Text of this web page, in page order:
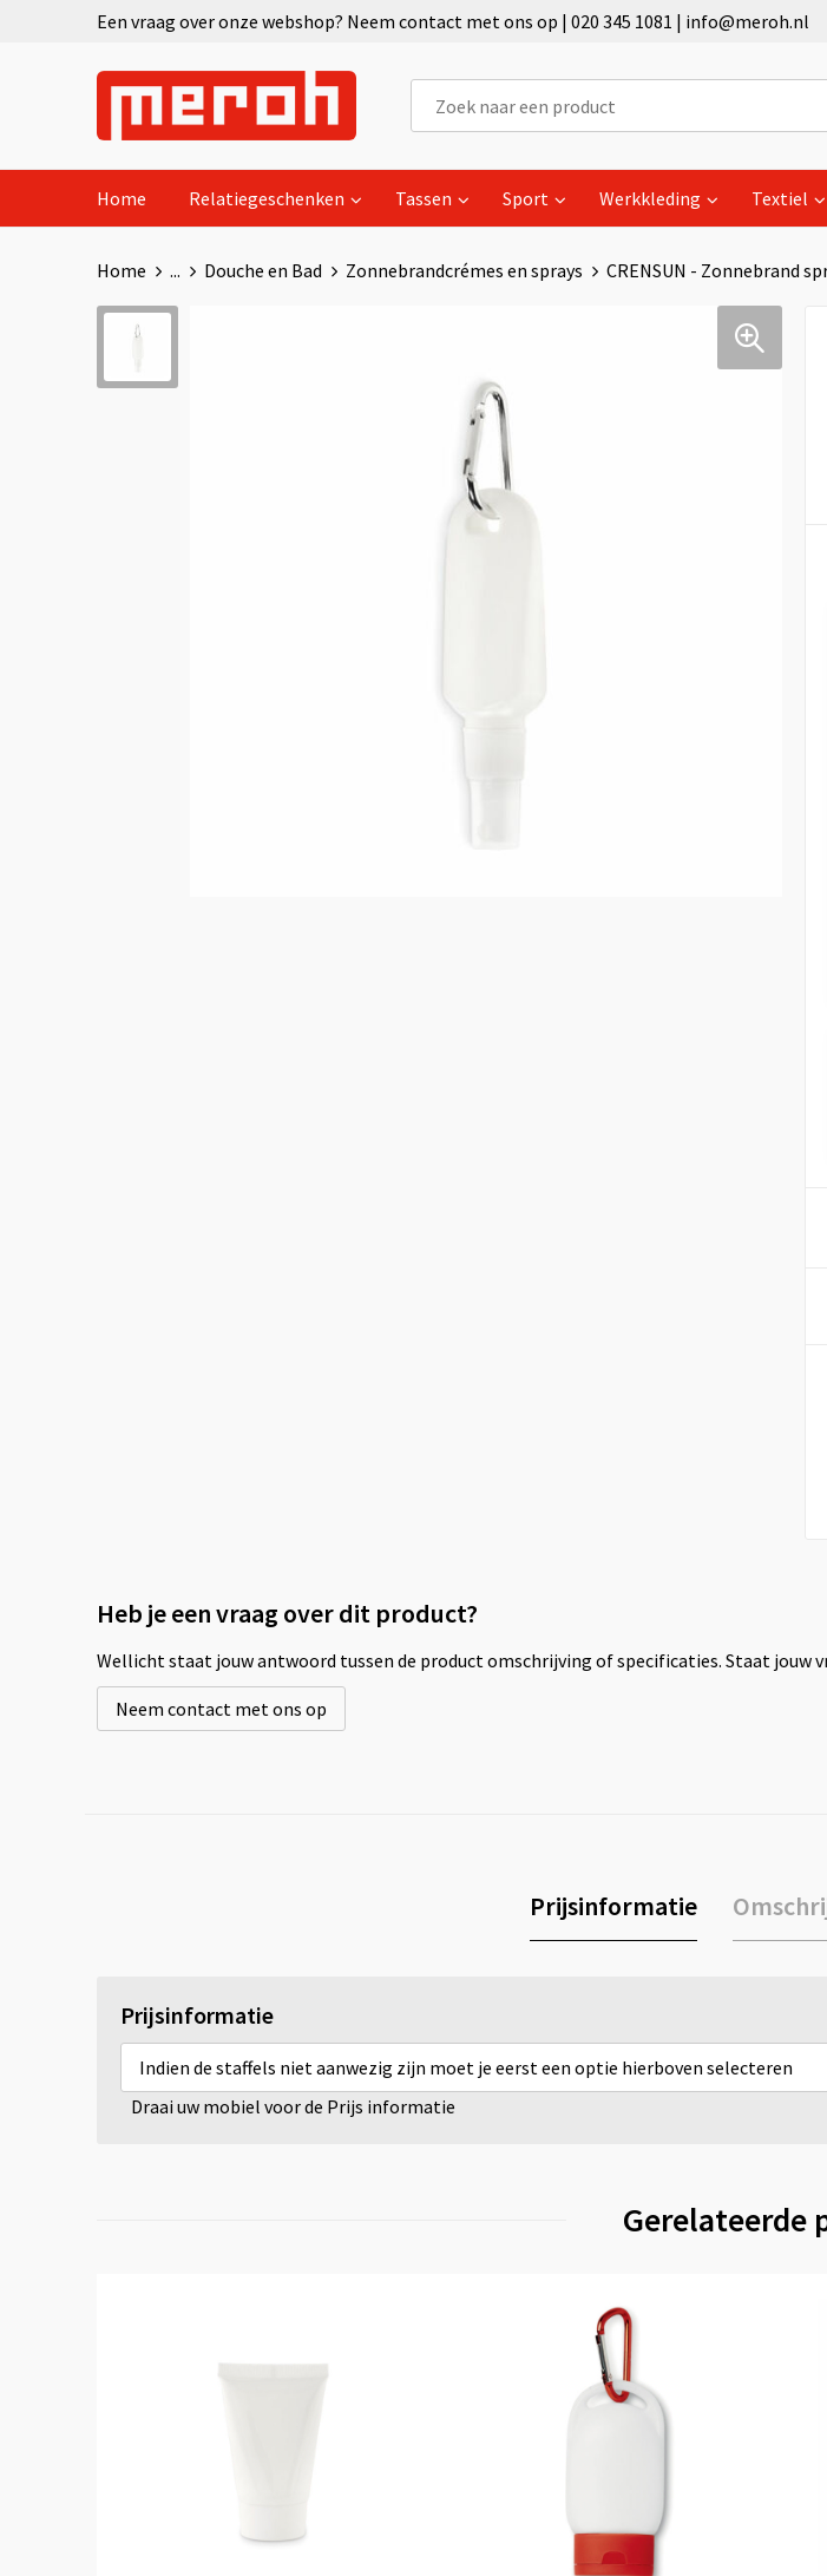
Een vraag over onze webshop? Neem contact met ons op | 020 345 1081 | info@meroh.nl
Home Relatiegeschenken Tassen Sport Werkkleding Textiel
Home ... Douche en Bad Zonnebrandcrémes en sprays CRENSUN - Zonnebrand
Heb je een vraag over dit product?
Wellicht staat jouw antwoord tussen de product omschrijving of specificaties. Staat jouw
Neem contact met ons op
Prijsinformatie
Prijsinformatie
Indien de staffels niet aanwezig zijn moet je eerst een optie hierboven selecteren
Draai uw mobiel voor de Prijs informatie
Gerelateerde